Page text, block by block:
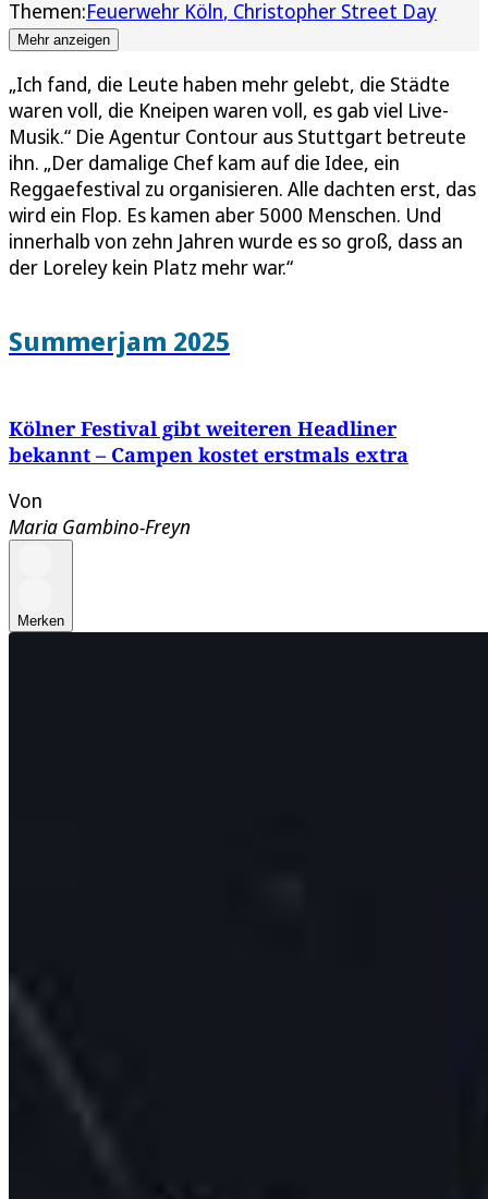
Themen:Feuerwehr Köln Christopher Street Day
Mehr anzeigen
„Ich fand, die Leute haben mehr gelebt, die Städte
waren voll, die Kneipen waren voll, es gab viel Live-
Musik.“ Die Agentur Contour aus Stuttgart betreute
ihn. „Der damalige Chef kam auf die Idee, ein
Reggaefestival zu organisieren. Alle dachten erst, das
wird ein Flop. Es kamen aber 5000 Menschen. Und
innerhalb von zehn Jahren wurde es so groß, dass an
der Loreley kein Platz mehr war.“
Summerjam 2025
Kölner Festival gibt weiteren Headliner
bekannt – Campen kostet erstmals extra
Von
Maria Gambino-Freyn
Merken